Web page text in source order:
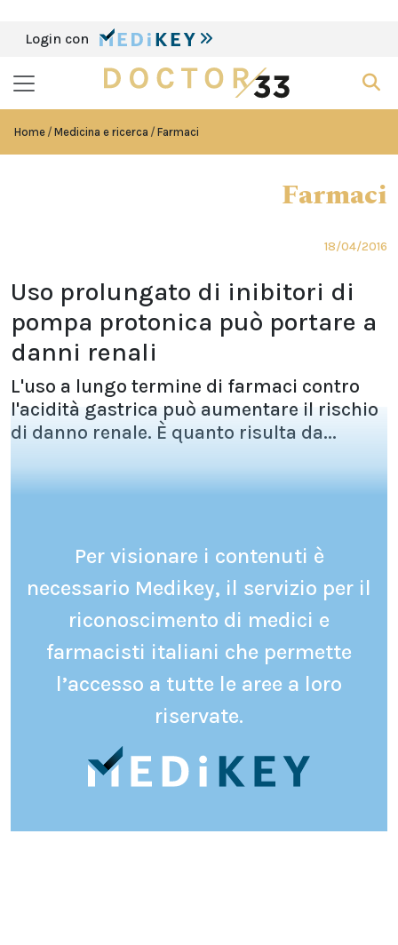
Login con
Home Medicina e ricerca Farmaci
Farmaci
18/04/2016
Uso prolungato di inibitori di
pompa protonica può portare a
danni renali
L'uso a lungo termine di farmaci contro
l'acidità gastrica può aumentare il rischio
di danno renale. È quanto risulta da...
Per visionare i contenuti è
necessario Medikey, il servizio per il
riconoscimento di medici e
farmacisti italiani che permette
l’accesso a tutte le aree a loro
riservate.